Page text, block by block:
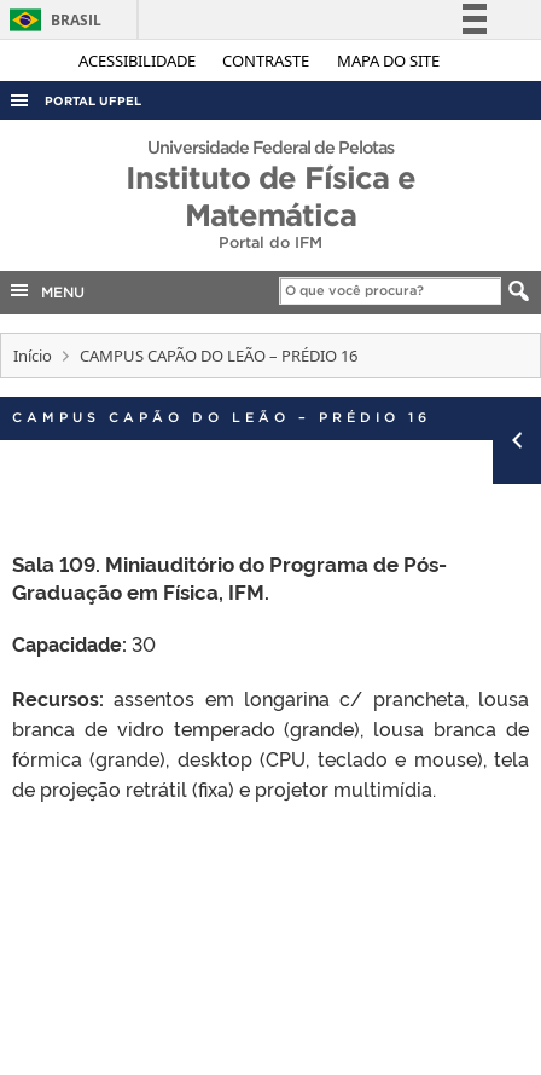
ACESSIBILIDADE CONTRASTE MAPA DO SITE
BRASIL
Simplifique!
Acesso à informação
PORTAL UFPEL
ACESSO À INFORMAÇÃOUniversidade Federal de Pelotas
Instituto de Física e
Matemática
Portal do IFM
MENU
Início CAMPUS CAPÃO DO LEÃO – PRÉDIO 16
CAMPUS CAPÃO DO LEÃO – PRÉDIO 16
Sala 109. Miniauditório do Programa de Pós-
Graduação em Física, IFM.
Capacidade: 30
Recursos: assentos em longarina c/ prancheta, lousa
branca de vidro temperado (grande), lousa branca de
fórmica (grande), desktop (CPU, teclado e mouse), tela
de projeção retrátil (fixa) e projetor multimídia.